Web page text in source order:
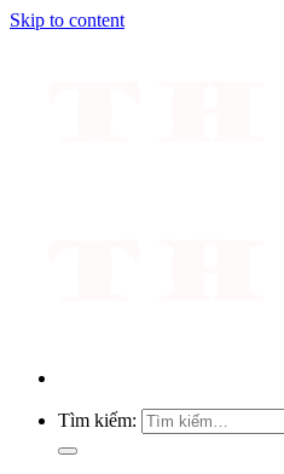
Skip to content
Tìm kiếm: